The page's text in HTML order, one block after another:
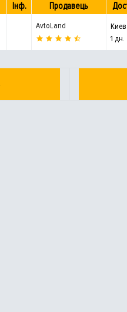
Інф. Продавець
AvtoLand
Киев
1 дн.